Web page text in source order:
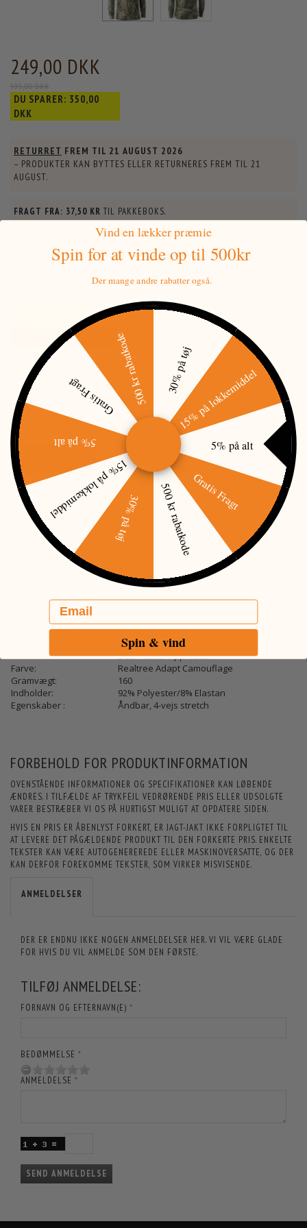
249,00 DKK
599,00 DKK
DU SPARER: 350,00
DKK
RETURRET FREM TIL 21 AUGUST 2026
– PRODUKTER KAN BYTTES ELLER RETURNERES FREM TIL 21
AUGUST.
FRAGT FRA: 37,50 KR TIL PAKKEBOKS.
KUN FÅ STK. TILBAGE I WEBSHOP
LÆG I KURV
TILFØJ ØNSKELISTE
Deerhunter Approach T-shirt med lange ærmer.
Mere information
BESKRIVELSE
Let materiale
Støjsvag, så dyr ikke får færten af dig
Høj krave med lynlås
Med stræk / stretch
Langærmet
Synligt logo
Deerhunter Approach
Farve:
Realtree Adapt Camouflage
Gramvægt:
160
Indholder:
92% Polyester/8% Elastan
Egenskaber :
Åndbar, 4-vejs stretch
FORBEHOLD FOR PRODUKTINFORMATION
OVENSTÅENDE INFORMATIONER OG SPECIFIKATIONER KAN LØBENDE
ÆNDRES. I TILFÆLDE AF TRYKFEJL VEDRØRENDE PRIS ELLER UDSOLGTE
VARER BESTRÆBER VI OS PÅ HURTIGST MULIGT AT OPDATERE SIDEN.
HVIS EN PRIS ER ÅBENLYST FORKERT, ER JAGT-JAKT IKKE FORPLIGTET TIL
AT LEVERE DET PÅGÆLDENDE PRODUKT TIL DEN FORKERTE PRIS. ENKELTE
TEKSTER KAN VÆRE AUTOGENEREREDE ELLER MASKINOVERSATTE, OG DER
KAN DERFOR FOREKOMME TEKSTER, SOM VIRKER MISVISENDE.
ANMELDELSER
DER ER ENDNU IKKE NOGEN ANMELDELSER HER. VI VIL VÆRE GLADE
FOR HVIS DU VIL ANMELDE SOM DEN FØRSTE.
TILFØJ ANMELDELSE:
FORNAVN OG EFTERNAVN(E)
BEDØMMELSE
ANMELDELSE
SEND ANMELDELSE
Vind en lækker præmie
Spin for at vindeop til 500kr
Der mange andre rabatter også.
30% på tøj
15% på lokkemiddel
5% på alt
Gratis Fragt
500 kr rabatkode
30% på tøj
15% på lokkemiddel
5% på alt
Gratis Fragt500 kr rabatkode
Email
Spin & vind